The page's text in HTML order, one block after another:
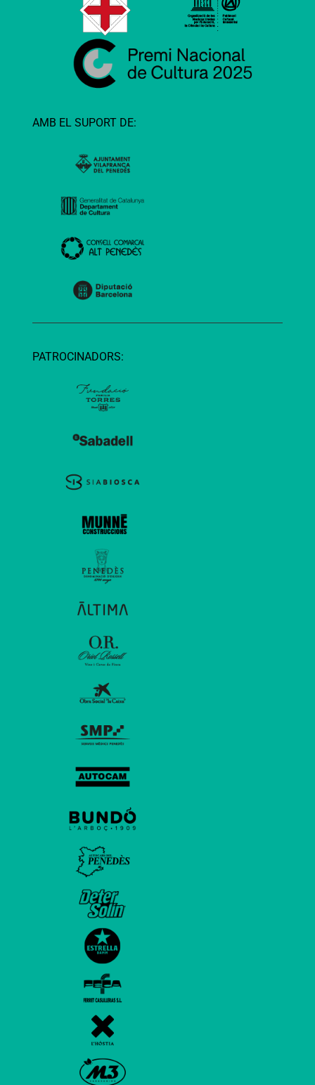
AMB EL SUPORT DE:
PATROCINADORS: